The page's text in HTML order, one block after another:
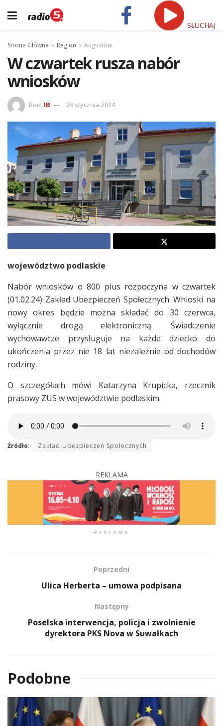
SŁUCHAJ
Strona Główna Region Augustów
W czwartek rusza nabór
wniosków
Red. IB 29 stycznia 2024
województwo podlaskie
Nabór wniosków o 800 plus rozpoczyna w czwartek
(01.02.24) Zakład Ubezpieczeń Społecznych. Wnioski na
nowy okres będzie można składać do 30 czerwca,
wyłącznie drogą elektroniczną. Świadczenie
wychowawcze przysługuje na każde dziecko do
ukończenia przez nie 18 lat niezależnie od dochodów
rodziny.
O szczegółach mówi Katarzyna Krupicka, rzecznik
prasowy ZUS w województwie podlaskim.
Źródło: Zakład Ubezpieczeń Społecznych
REKLAMA
REKLAMA
Poprzedni
Ulica Herberta – umowa podpisana
Następny
Poselska interwencja, policja i zwolnienie
dyrektora PKS Nova w Suwałkach
Podobne